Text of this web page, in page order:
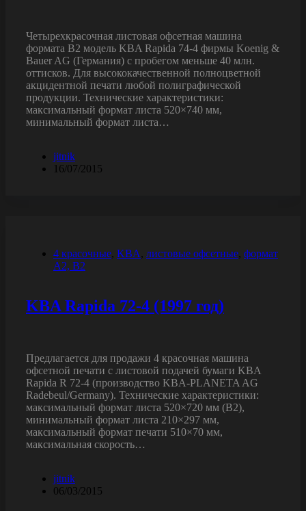
Четырехкрасочная листовая офсетная машина
формата B2 модель KBA Rapida 74-4 фирмы Koenig &
Bauer AG (Германия) с пробегом меньше 40 млн.
оттисков. Для высококачественной полноцветной
акцидентной печати любой полиграфической
продукции. Технические характеристики:
максимальный формат листа 520×740 мм,
минимальный формат листа…
jitnik
16/07/2015
4 красочные, KBA, листовые офсетные, формат
A2, B2
KBA Rapida 72-4 (1997 год)
Предлагается для продажи 4 красочная машина
офсетной печати с листовой подачей бумаги KBA
Rapida R 72-4 (производство KBA-PLANETA AG
Radebeul/Germany). Технические характеристики:
максимальный формат листа 520×720 мм (B2),
минимальный формат листа 210×297 мм,
максимальный формат печати 510×70 мм,
максимальная скорость…
jitnik
06/03/2015